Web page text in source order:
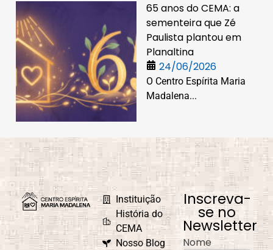
65 anos do CEMA: a
sementeira que Zé
Paulista plantou em
Planaltina
24/06/2026
O Centro Espírita Maria
Madalena...
Instituição
História do
CEMA
Nosso Blog
Inscreva-
se no
Newsletter
Nome